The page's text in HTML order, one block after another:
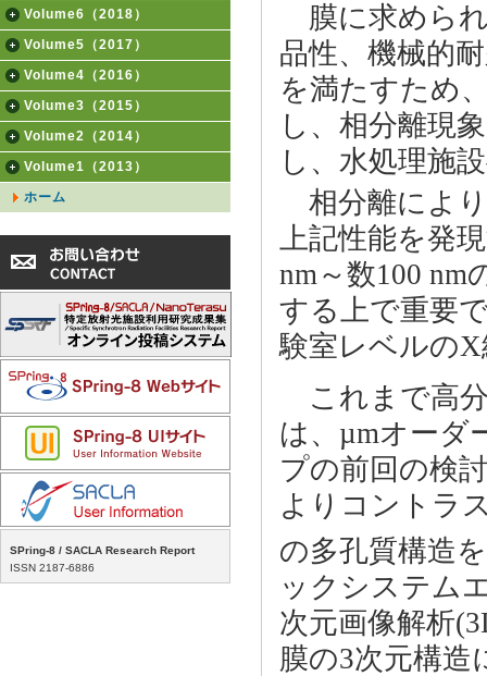
Volume6（2018）
Volume5（2017）
Volume4（2016）
Volume3（2015）
Volume2（2014）
Volume1（2013）
ホーム
SPring-8 / SACLA Research Report
ISSN 2187-6886
膜に求めら
品性、機械的
を満たすため
し、相分離現
し、水処理施
相分離によ
上記性能を発
nm～数100 nm
する上で重要
験室レベルの
これまで高
は、µmオーダ
プの前回の検
よりコントラ
の多孔質構造
ックシステム
次元画像解析
膜の3次元構